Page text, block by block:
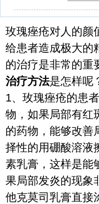
玫瑰痤疮对人的颜
给患者造成极大的
的治疗是非常的重
治疗方法是怎样呢
1、玫瑰痤疮的患
物，如果局部有红
的药物，能够改善
择性的用硼酸溶液
素乳膏，这样是能
果局部发炎的现象
他克莫司乳膏直接